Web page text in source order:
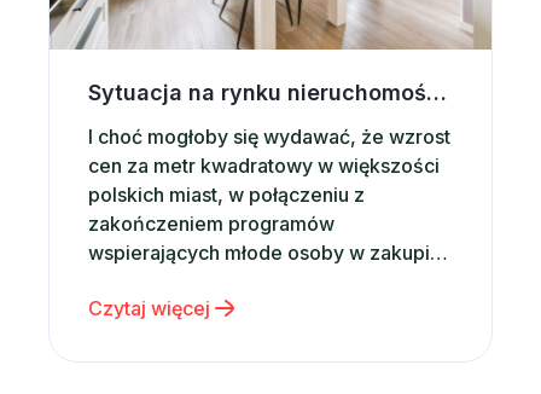
Sytuacja na rynku nieruchomości a wynajem krótkoterminowy
I choć mogłoby się wydawać, że wzrost
cen za metr kwadratowy w większości
polskich miast, w połączeniu z
zakończeniem programów
wspierających młode osoby w zakupie
wpływ na rynkowe tendencje, z opinii
powinna mieć miejsca. Zgodnie z
Czytaj więcej